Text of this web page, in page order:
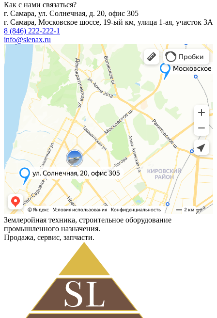
Как с нами связаться?
г. Самара, ул. Солнечная, д. 20, офис 305
г. Самара, Московское шоссе, 19-ый км, улица 1-ая, участок 3А
8 (846) 222-222-1
info@slenax.ru
Землеройная техника, строительное оборудование
промышленного назначения.
Продажа, сервис, запчасти.